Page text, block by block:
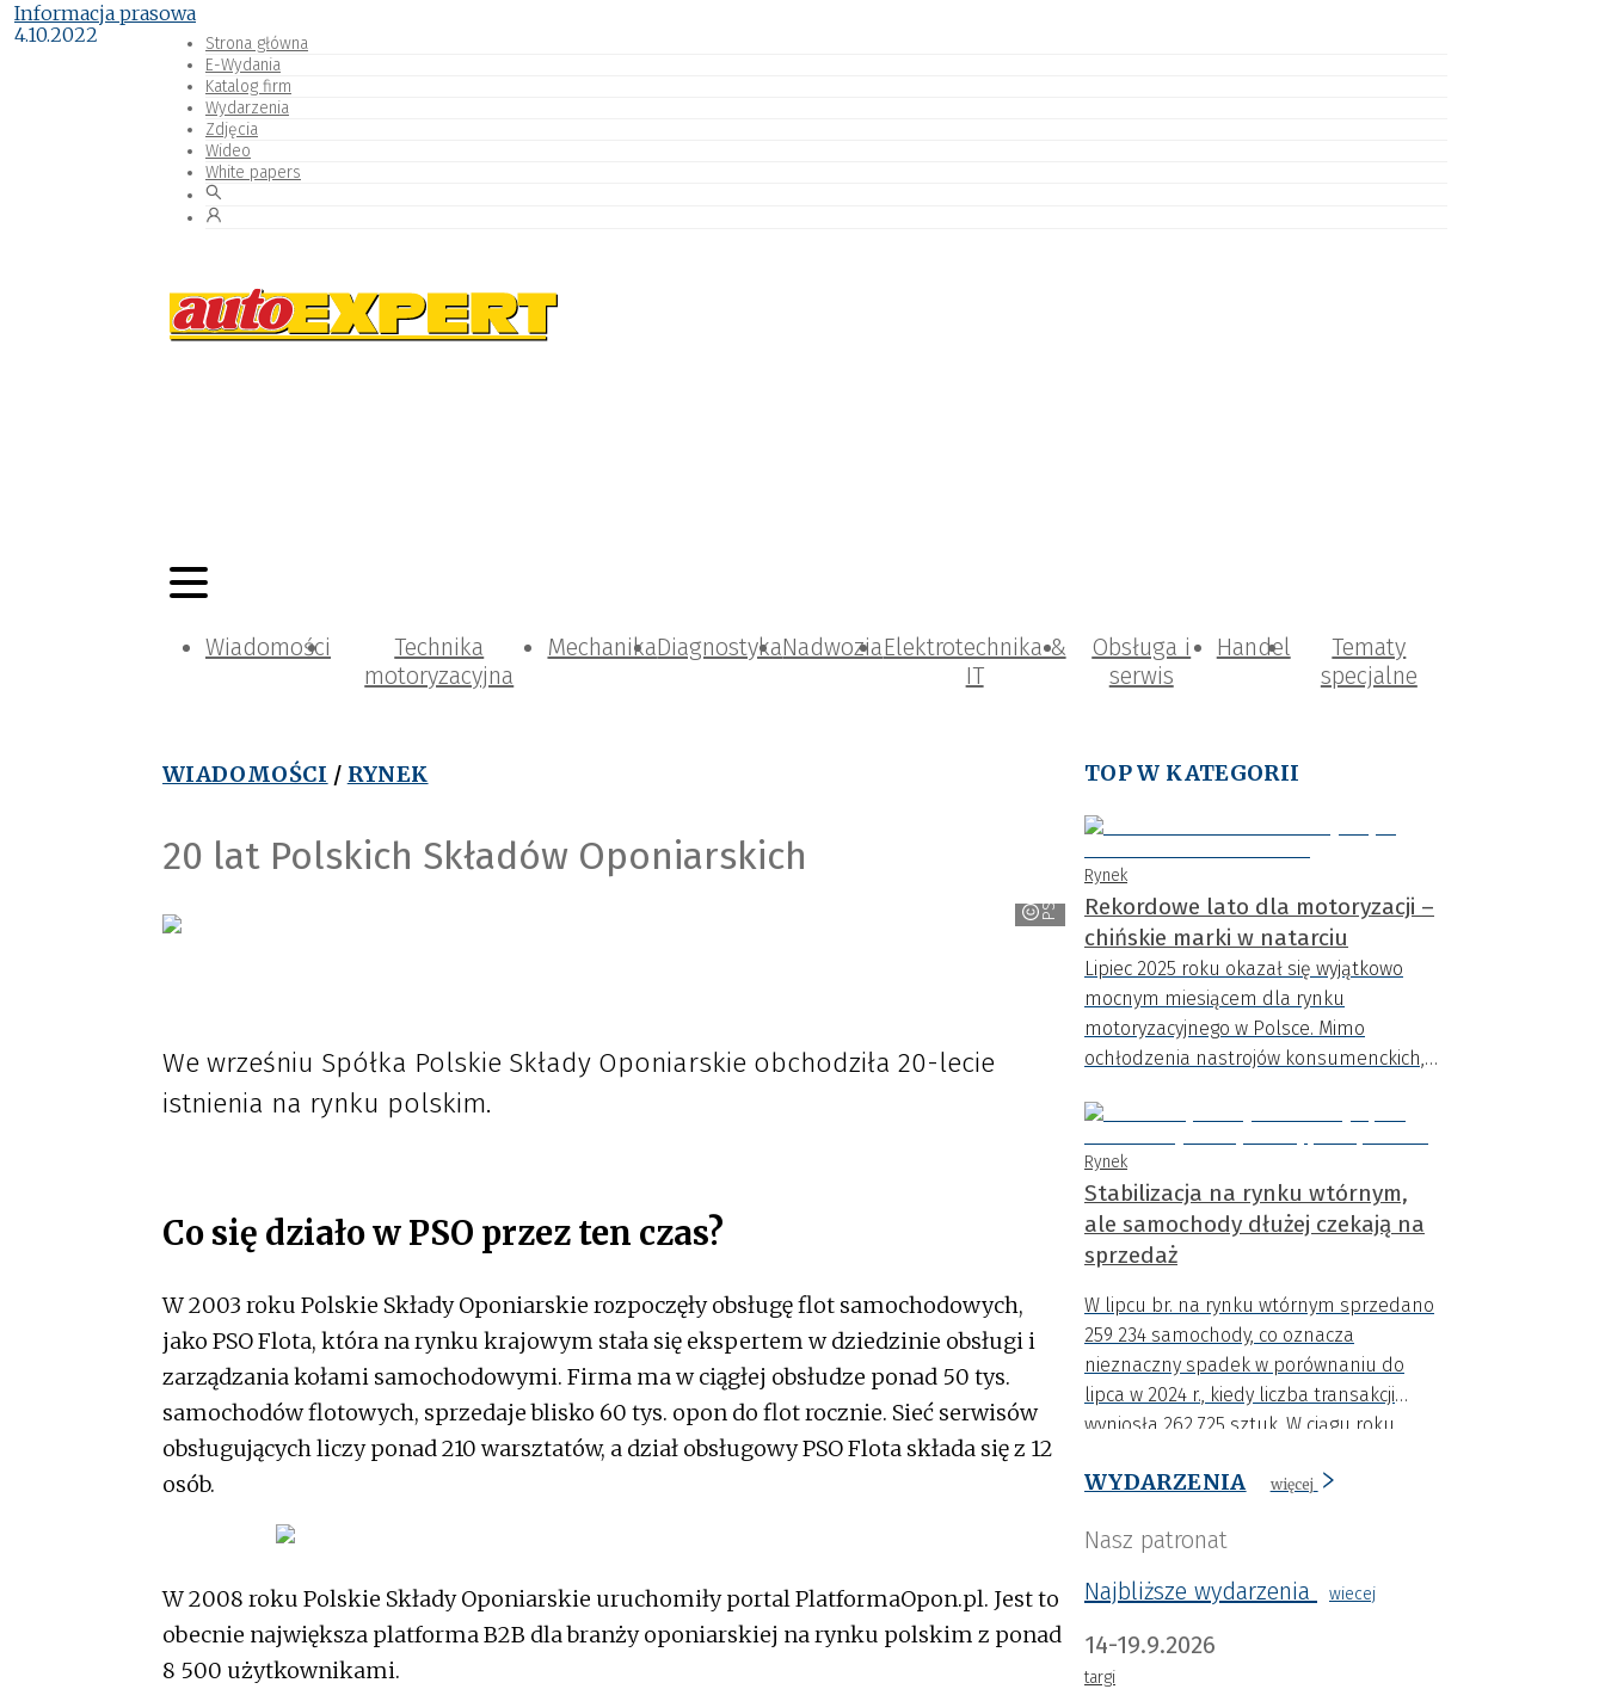
Strona główna
E-Wydania
Katalog firm
Wydarzenia
Zdjęcia
Wideo
White papers
Wiadomości
Technika
motoryzacyjna
MechanikaDiagnostykaNadwoziaElektrotechnika &
IT
Obsługa i
serwis
Handel
Tematy
specjalne
WIADOMOŚCI / RYNEK
20 lat Polskich Składów Oponiarskich
PSO
Informacja prasowa
4.10.2022
We wrześniu Spółka Polskie Składy Oponiarskie obchodziła 20-lecie
istnienia na rynku polskim.
Co się działo w PSO przez ten czas?
W 2003 roku Polskie Składy Oponiarskie rozpoczęły obsługę flot samochodowych,
jako PSO Flota, która na rynku krajowym stała się ekspertem w dziedzinie obsługi i
zarządzania kołami samochodowymi. Firma ma w ciągłej obsłudze ponad 50 tys.
samochodów flotowych, sprzedaje blisko 60 tys. opon do flot rocznie. Sieć serwisów
obsługujących liczy ponad 210 warsztatów, a dział obsługowy PSO Flota składa się z 12
osób.
W 2008 roku Polskie Składy Oponiarskie uruchomiły portal PlatformaOpon.pl. Jest to
obecnie największa platforma B2B dla branży oponiarskiej na rynku polskim z ponad
8 500 użytkownikami.
TOP W KATEGORII
Rynek
Rekordowe lato dla motoryzacji –
chińskie marki w natarciu
Lipiec 2025 roku okazał się wyjątkowo
mocnym miesiącem dla rynku
motoryzacyjnego w Polsce. Mimo
ochłodzenia nastrojów konsumenckich,
poziom w tym roku.
Rynek
Stabilizacja na rynku wtórnym,
ale samochody dłużej czekają na
sprzedaż
W lipcu br. na rynku wtórnym sprzedano
259 234 samochody, co oznacza
nieznaczny spadek w porównaniu do
lipca w 2024 r., kiedy liczba transakcji
wyniosła 262 725 sztuk. W ciągu roku
000 zł.
WYDARZENIA więcej
Nasz patronat
Najbliższe wydarzenia
wiecej
14-19.9.2026
targi